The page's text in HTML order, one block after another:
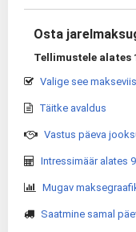
Osta
Tellimustele alates
Valige see makseviis
Täitke avaldus
Vastus päeva
Intressimäär alates
Mugav
Saatmine samal